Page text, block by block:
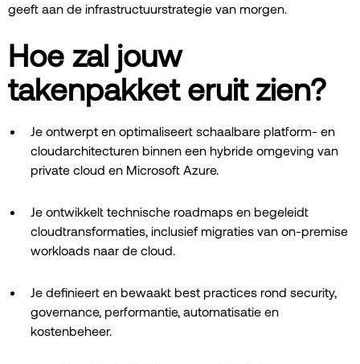
geeft aan de infrastructuurstrategie van morgen.
Hoe zal jouw
takenpakket eruit zien?
Je ontwerpt en optimaliseert schaalbare platform- en
cloudarchitecturen binnen een hybride omgeving van
private cloud en Microsoft Azure.
Je ontwikkelt technische roadmaps en begeleidt
cloudtransformaties, inclusief migraties van on-premise
workloads naar de cloud.
Je definieert en bewaakt best practices rond security,
governance, performantie, automatisatie en
kostenbeheer.